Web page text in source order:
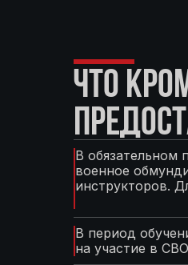
ЧТО
В обязательном
военное
инструкторов.
В период
на участие в